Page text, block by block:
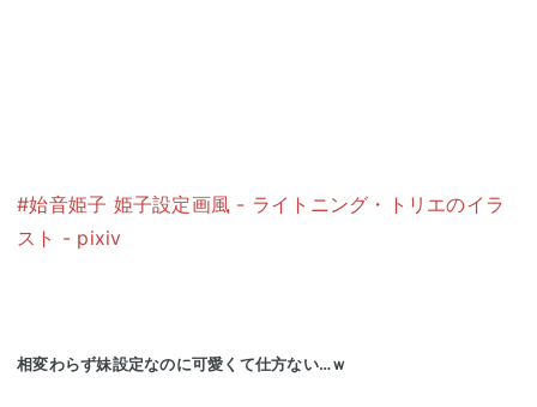
#始音姫子 姫子設定画風 - ライトニング・トリエのイラ
スト - pixiv
相変わらず妹設定なのに可愛くて仕方ない…ｗ